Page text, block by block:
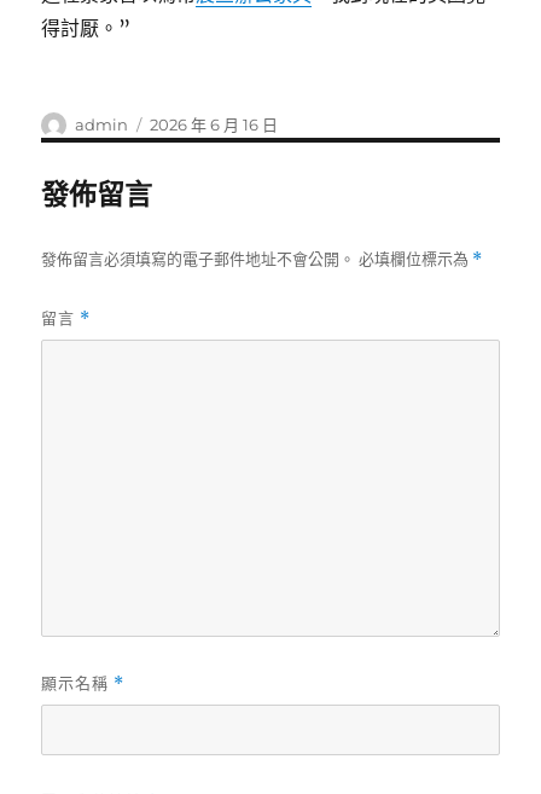
得討厭。”
作
者
admin
發
佈
2026 年 6 月 16 日
發佈留言
發佈留言必須填寫的電子郵件地址不會公開。 必填欄位標示為 *
留言 *
顯示名稱 *